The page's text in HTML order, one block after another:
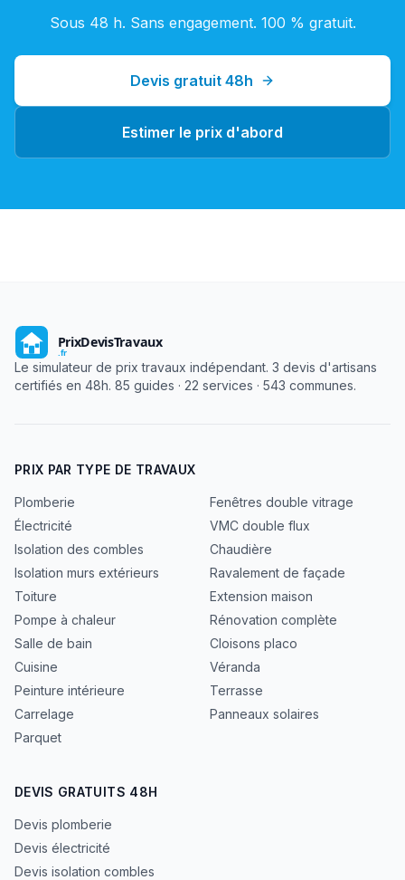
Sous 48 h. Sans engagement. 100 % gratuit.
Devis gratuit 48h
Estimer le prix d'abord
Le simulateur de prix travaux indépendant. 3 devis d'artisans
certifiés en 48h. 85 guides · 22 services · 543 communes.
PRIX PAR TYPE DE TRAVAUX
Plomberie
Électricité
Isolation des combles
Isolation murs extérieurs
Toiture
Pompe à chaleur
Salle de bain
Cuisine
Peinture intérieure
Carrelage
Parquet
Fenêtres double vitrage
VMC double flux
Chaudière
Ravalement de façade
Extension maison
Rénovation complète
Cloisons placo
Véranda
Terrasse
Panneaux solaires
DEVIS GRATUITS 48H
Devis plomberie
Devis électricité
Devis isolation combles